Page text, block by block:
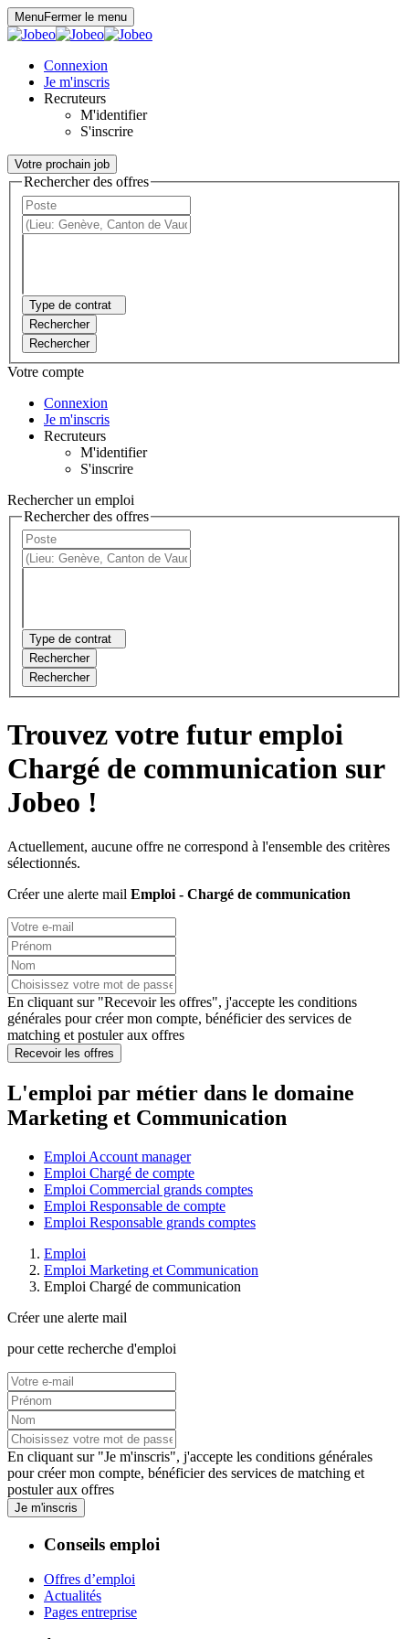
MenuFermer le menu
Connexion
Je m'inscris
Recruteurs
M'identifier
S'inscrire
Votre prochain job
Rechercher des offres
Type de contrat
Rechercher
Rechercher
Votre compte
Connexion
Je m'inscris
Recruteurs
M'identifier
S'inscrire
Rechercher un emploi
Rechercher des offres
Type de contrat
Rechercher
Rechercher
Trouvez votre futur emploi
Chargé de communication sur
Jobeo !
Actuellement, aucune offre ne correspond à l'ensemble des critères
sélectionnés.
Créer une alerte mail Emploi - Chargé de communication
En cliquant sur "Recevoir les offres", j'accepte les conditions
générales pour créer mon compte, bénéficier des services de
matching et postuler aux offres
Recevoir les offres
L'emploi par métier dans le domaine
Marketing et Communication
Emploi Account manager
Emploi Chargé de compte
Emploi Commercial grands comptes
Emploi Responsable de compte
Emploi Responsable grands comptes
Emploi
Emploi Marketing et Communication
Emploi Chargé de communication
Créer une alerte mail
pour cette recherche d'emploi
En cliquant sur "Je m'inscris", j'accepte les conditions générales
pour créer mon compte, bénéficier des services de matching et
postuler aux offres
Je m'inscris
Conseils emploi
Offres d’emploi
Actualités
Pages entreprise
Panneau de gestion des cookies